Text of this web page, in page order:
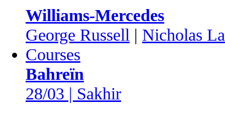
Williams-Mercedes
George Russell | Nicholas
Courses
Bahreïn
28/03 | Sakhir